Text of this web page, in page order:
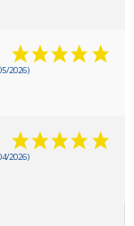
2026)
2026)